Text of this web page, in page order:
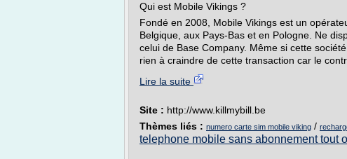
Qui est Mobile Vikings ?
Fondé en 2008, Mobile Vikings est un
Belgique, aux Pays-Bas et en Pologne. Ne
celui de Base Company. Même si cette
rien à craindre de cette transaction car le
Lire la suite
Site : http://www.killmybill.be
Thèmes liés : numero carte sim mobile viking /
telephone mobile sans abonnement tout